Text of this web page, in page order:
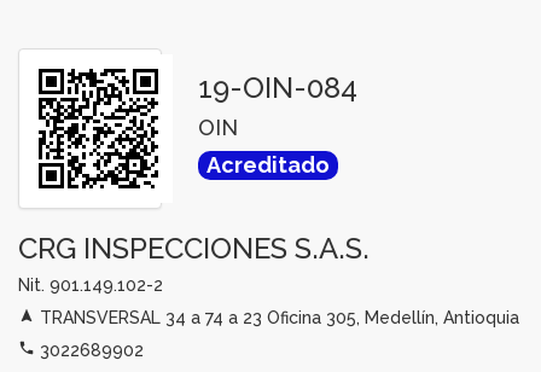
19-OIN-084
OIN
Acreditado
CRG INSPECCIONES S.A.S.
Nit. 901.149.102-2
TRANSVERSAL 34 a 74 a 23 Oficina 305, Medellín, Antioquia
3022689902